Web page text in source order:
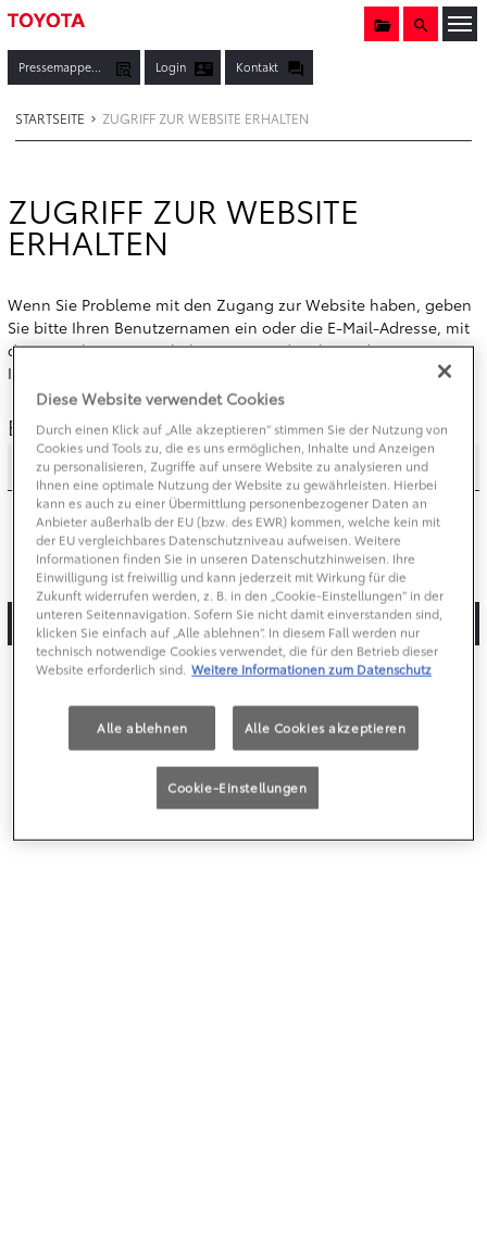
Pressemappen, Fotos & Co. Login Kontakt
Sammelmappe
Suche
STARTSEITE ZUGRIFF ZUR WEBSITE ERHALTEN
ZUGRIFF ZUR WEBSITE
ERHALTEN
Wenn Sie Probleme mit den Zugang zur Website haben, geben
Sie bitte Ihren Benutzernamen ein oder die E-Mail-Adresse, mit
der Sie sich registriert haben. Wir senden Ihnen dann weitere
Informationen zur Wiederherstellung Ihres Zugangs.
E-Mail-Adresse
Abbrechen
Bestätigen
Diese Website verwendet Cookies
Durch einen Klick auf „Alle akzeptieren“ stimmen Sie der Nutzung von
Cookies und Tools zu, die es uns ermöglichen, Inhalte und Anzeigen
zu personalisieren, Zugriffe auf unsere Website zu analysieren und
Ihnen eine optimale Nutzung der Website zu gewährleisten. Hierbei
kann es auch zu einer Übermittlung personenbezogener Daten an
Anbieter außerhalb der EU (bzw. des EWR) kommen, welche kein mit
der EU vergleichbares Datenschutzniveau aufweisen. Weitere
Informationen finden Sie in unseren Datenschutzhinweisen. Ihre
Einwilligung ist freiwillig und kann jederzeit mit Wirkung für die
Zukunft widerrufen werden, z. B. in den „Cookie-Einstellungen“ in der
unteren Seitennavigation. Sofern Sie nicht damit einverstanden sind,
klicken Sie einfach auf „Alle ablehnen“. In diesem Fall werden nur
technisch notwendige Cookies verwendet, die für den Betrieb dieser
Website erforderlich sind. Weitere Informationen zum Datenschutz
Alle ablehnen Alle Cookies akzeptieren
Cookie-Einstellungen